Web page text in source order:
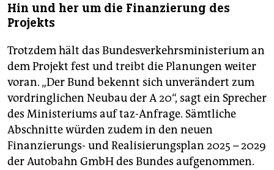
Hin und her um die Finanzierung des
Projekts
Trotzdem hält das Bundesverkehrsministerium an
dem Projekt fest und treibt die Planungen weiter
voran. „Der Bund bekennt sich unverändert zum
vordringlichen Neubau der A 20“, sagt ein Sprecher
des Ministeriums auf taz-Anfrage. Sämtliche
Abschnitte würden zudem in den neuen
Finanzierungs- und Realisierungsplan 2025 – 2029
der Autobahn GmbH des Bundes aufgenommen.